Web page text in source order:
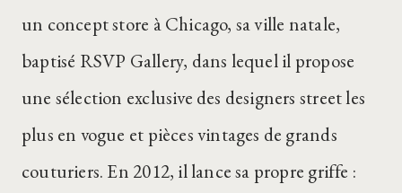
un concept store à Chicago, sa ville natale,
baptisé RSVP Gallery, dans lequel il propose
une sélection exclusive des designers street les
plus en vogue et pièces vintages de grands
couturiers. En 2012, il lance sa propre griffe :